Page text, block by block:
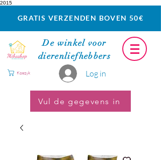
2015
GRATIS VERZENDEN BOVEN 50€
De winkel voor
dierenliefhebbers
Log in
Koszyk
Vul de gegevens in